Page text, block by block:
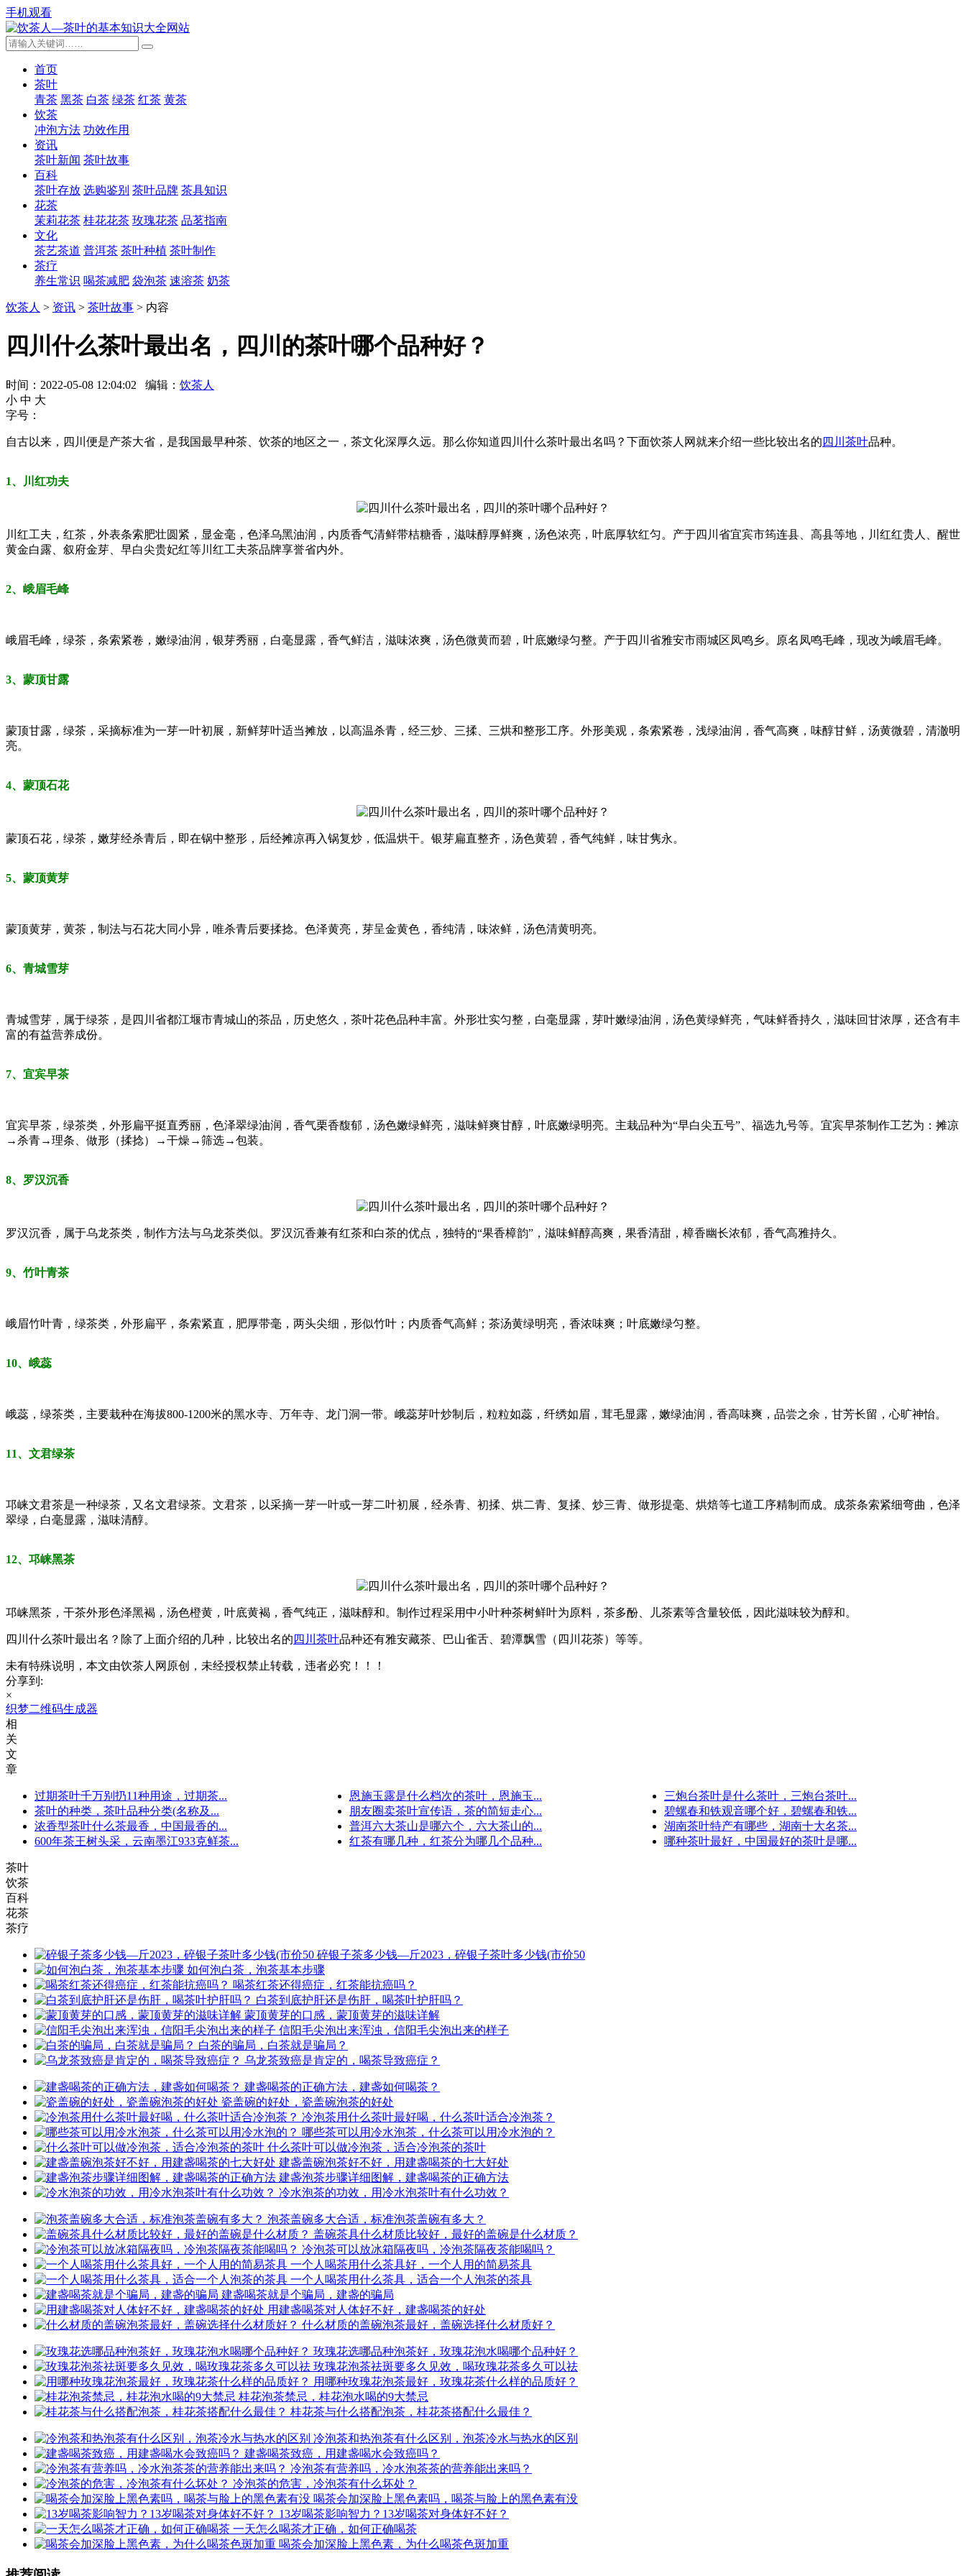
手机观看
首页
茶叶
青茶 黑茶 白茶 绿茶 红茶 黄茶
饮茶
冲泡方法 功效作用
资讯
茶叶新闻 茶叶故事
百科
茶叶存放 选购鉴别 茶叶品牌 茶具知识
花茶
茉莉花茶 桂花花茶 玫瑰花茶 品茗指南
文化
茶艺茶道 普洱茶 茶叶种植 茶叶制作
茶疗
养生常识 喝茶减肥 袋泡茶 速溶茶 奶茶
饮茶人 > 资讯 > 茶叶故事 > 内容
四川什么茶叶最出名，四川的茶叶哪个品种好？
时间：2022-05-08 12:04:02 编辑： 饮茶人
小 中 大
字号：
自古以来，四川便是产茶大省，是我国最早种茶、饮茶的地区之一，茶文化深厚久远。那么你知道四川什么茶叶最出名吗？下面饮茶人网就来介绍一些比较出名的 四川茶叶品种。
1、川红功夫
川红工夫，红茶，外表条索肥壮圆紧，显金毫，色泽乌黑油润，内质香气清鲜带桔糖香，滋味醇厚鲜爽，汤色浓亮，叶底厚软红匀。产于四川省宜宾市筠连县、高县等地，川红红贵人、醒世
黄金白露、叙府金芽、早白尖贵妃红等川红工夫茶品牌享誉省内外。
2、峨眉毛峰
峨眉毛峰，绿茶，条索紧卷，嫩绿油润，银芽秀丽，白毫显露，香气鲜洁，滋味浓爽，汤色微黄而碧，叶底嫩绿匀整。产于四川省雅安市雨城区凤鸣乡。原名凤鸣毛峰，现改为峨眉毛峰。
3、蒙顶甘露
蒙顶甘露，绿茶，采摘标准为一芽一叶初展，新鲜芽叶适当摊放，以高温杀青，经三炒、三揉、三烘和整形工序。外形美观，条索紧卷，浅绿油润，香气高爽，味醇甘鲜，汤黄微碧，清澈明
亮。
4、蒙顶石花
蒙顶石花，绿茶，嫩芽经杀青后，即在锅中整形，后经摊凉再入锅复炒，低温烘干。银芽扁直整齐，汤色黄碧，香气纯鲜，味甘隽永。
5、蒙顶黄芽
蒙顶黄芽，黄茶，制法与石花大同小异，唯杀青后要揉捻。色泽黄亮，芽呈金黄色，香纯清，味浓鲜，汤色清黄明亮。
6、青城雪芽
青城雪芽，属于绿茶，是四川省都江堰市青城山的茶品，历史悠久，茶叶花色品种丰富。外形壮实匀整，白毫显露，芽叶嫩绿油润，汤色黄绿鲜亮，气味鲜香持久，滋味回甘浓厚，还含有丰
富的有益营养成份。
7、宜宾早茶
宜宾早茶，绿茶类，外形扁平挺直秀丽，色泽翠绿油润，香气栗香馥郁，汤色嫩绿鲜亮，滋味鲜爽甘醇，叶底嫩绿明亮。主栽品种为“早白尖五号”、福选九号等。宜宾早茶制作工艺为：摊凉
→杀青→理条、做形（揉捻）→干燥→筛选→包装。
8、罗汉沉香
罗汉沉香，属于乌龙茶类，制作方法与乌龙茶类似。罗汉沉香兼有红茶和白茶的优点，独特的“果香樟韵”，滋味鲜醇高爽，果香清甜，樟香幽长浓郁，香气高雅持久。
9、竹叶青茶
峨眉竹叶青，绿茶类，外形扁平，条索紧直，肥厚带毫，两头尖细，形似竹叶；内质香气高鲜；茶汤黄绿明亮，香浓味爽；叶底嫩绿匀整。
10、峨蕊
峨蕊，绿茶类，主要栽种在海拔800-1200米的黑水寺、万年寺、龙门洞一带。峨蕊芽叶炒制后，粒粒如蕊，纤绣如眉，茸毛显露，嫩绿油润，香高味爽，品尝之余，甘芳长留，心旷神怡。
11、文君绿茶
邛崃文君茶是一种绿茶，又名文君绿茶。文君茶，以采摘一芽一叶或一芽二叶初展，经杀青、初揉、烘二青、复揉、炒三青、做形提毫、烘焙等七道工序精制而成。成茶条索紧细弯曲，色泽
翠绿，白毫显露，滋味清醇。
12、邛崃黑茶
邛崃黑茶，干茶外形色泽黑褐，汤色橙黄，叶底黄褐，香气纯正，滋味醇和。制作过程采用中小叶种茶树鲜叶为原料，茶多酚、儿茶素等含量较低，因此滋味较为醇和。
四川什么茶叶最出名？除了上面介绍的几种，比较出名的 四川茶叶品种还有雅安藏茶、巴山雀舌、碧潭飘雪（四川花茶）等等。
未有特殊说明，本文由饮茶人网原创，未经授权禁止转载，违者必究！！！
分享到:
×
织梦二维码生成器
相
关
文
章
过期茶叶千万别扔11种用途，过期茶... 恩施玉露是什么档次的茶叶，恩施玉...
三炮台茶叶是什么茶叶，三炮台茶叶...
茶叶的种类，茶叶品种分类(名称及...
朋友圈卖茶叶宣传语，茶的简短走心...
碧螺春和铁观音哪个好，碧螺春和铁...
浓香型茶叶什么茶最香，中国最香的...
普洱六大茶山是哪六个，六大茶山的...
湖南茶叶特产有哪些，湖南十大名茶...
600年茶王树头采，云南墨江933克鲜茶...
红茶有哪几种，红茶分为哪几个品种... 哪种茶叶最好，中国最好的茶叶是哪...
茶叶
饮茶
百科
花茶
茶疗
碎银子茶多少钱—斤2023，碎银子茶叶多少钱(市价50
如何泡白茶，泡茶基本步骤
喝茶红茶还得癌症，红茶能抗癌吗？
白茶到底护肝还是伤肝，喝茶叶护肝吗？
蒙顶黄芽的口感，蒙顶黄芽的滋味详解
信阳毛尖泡出来浑浊，信阳毛尖泡出来的样子
白茶的骗局，白茶就是骗局？
乌龙茶致癌是肯定的，喝茶导致癌症？
建盏喝茶的正确方法，建盏如何喝茶？
瓷盖碗的好处，瓷盖碗泡茶的好处
冷泡茶用什么茶叶最好喝，什么茶叶适合冷泡茶？
哪些茶可以用冷水泡茶，什么茶可以用冷水泡的？
什么茶叶可以做冷泡茶，适合冷泡茶的茶叶
建盏盖碗泡茶好不好，用建盏喝茶的七大好处
建盏泡茶步骤详细图解，建盏喝茶的正确方法
冷水泡茶的功效，用冷水泡茶叶有什么功效？
泡茶盖碗多大合适，标准泡茶盖碗有多大？
盖碗茶具什么材质比较好，最好的盖碗是什么材质？
冷泡茶可以放冰箱隔夜吗，冷泡茶隔夜茶能喝吗？
一个人喝茶用什么茶具好，一个人用的简易茶具
一个人喝茶用什么茶具，适合一个人泡茶的茶具
建盏喝茶就是个骗局，建盏的骗局
用建盏喝茶对人体好不好，建盏喝茶的好处
什么材质的盖碗泡茶最好，盖碗选择什么材质好？
玫瑰花选哪品种泡茶好，玫瑰花泡水喝哪个品种好？
玫瑰花泡茶祛斑要多久见效，喝玫瑰花茶多久可以祛
用哪种玫瑰花泡茶最好，玫瑰花茶什么样的品质好？
桂花泡茶禁忌，桂花泡水喝的9大禁忌
桂花茶与什么搭配泡茶，桂花茶搭配什么最佳？
冷泡茶和热泡茶有什么区别，泡茶冷水与热水的区别
建盏喝茶致癌，用建盏喝水会致癌吗？
冷泡茶有营养吗，冷水泡茶茶的营养能出来吗？
冷泡茶的危害，冷泡茶有什么坏处？
喝茶会加深脸上黑色素吗，喝茶与脸上的黑色素有没
13岁喝茶影响智力？13岁喝茶对身体好不好？
一天怎么喝茶才正确，如何正确喝茶
喝茶会加深脸上黑色素，为什么喝茶色斑加重